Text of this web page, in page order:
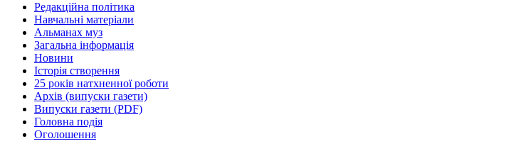
Редакційна політика
Навчальні матеріали
Альманах муз
Загальна інформація
Новини
Історія створення
25 років натхненної роботи
Архів (випуски газети)
Випуски газети (PDF)
Головна подія
Оголошення